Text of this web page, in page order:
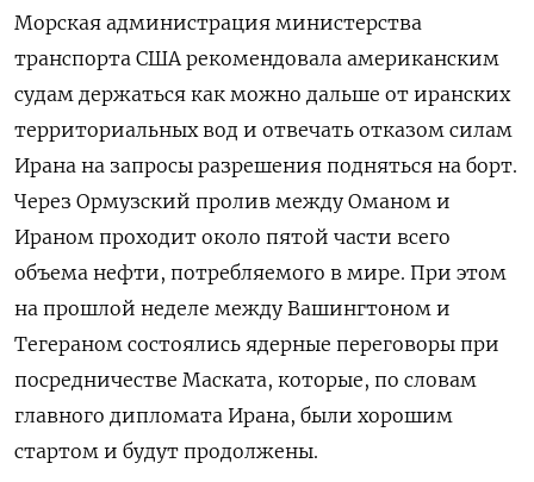
Морская администрация министерства
транспорта США рекомендовала американским
судам держаться как можно дальше ‌от иранских
территориальных вод и отвечать отказом силам
Ирана на запросы разрешения подняться на борт.
Через Ормузский ​пролив между Оманом и
Ираном проходит около пятой части всего
объема нефти, потребляемого в мире. При этом
на прошлой неделе между Вашингтоном и
Тегераном состоялись ядерные переговоры ⁠при
посредничестве Маската, которые, по словам
главного дипломата Ирана, были ‍хорошим
стартом и будут продолжены.